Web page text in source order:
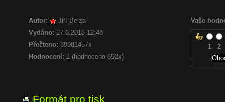
Autor:
Jiří Belza
Vydáno: 27.6.2016 12:48
Přečteno:39981457x
Hodnocení: 1 (hodnoceno 692x)
Vaše
1 2
Formát pro tisk